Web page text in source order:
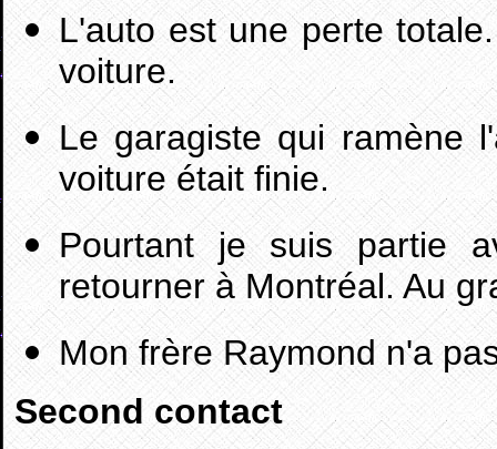
L'auto est une perte
voiture.
Le garagiste qui ramène
voiture était finie.
Pourtant je suis partie
retourner à Montréal. Au
Mon frère Raymond n'a
Second contact